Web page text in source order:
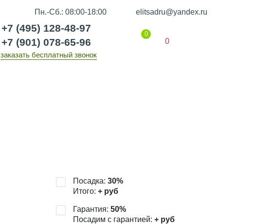
Пн.-Сб.: 08:00-18:00 elitsadru@yandex.ru
+7 (495) 128-48-97
+7 (901) 078-65-96
заказать бесплатный звонок
0
0
Посадка: 30%
Итого: +руб
Гарантия: 50%
Посадим с гарантией: +руб